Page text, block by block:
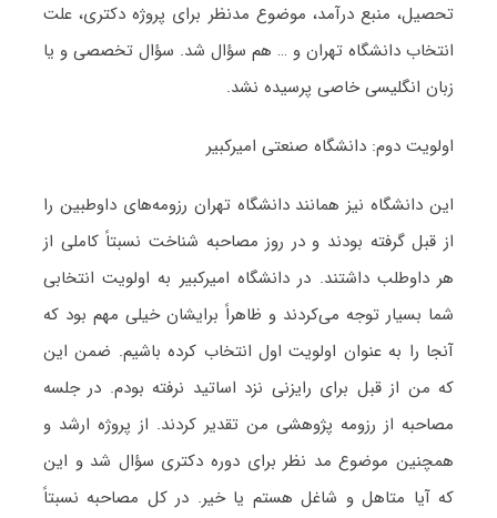
تحصیل، منبع درآمد، موضوع مدنظر برای پروژه دکتری، علت
انتخاب دانشگاه تهران و … هم سؤال شد. سؤال تخصصی و یا
زبان انگلیسی خاصی پرسیده نشد.
اولویت دوم: دانشگاه صنعتی امیرکبیر
این دانشگاه نیز همانند دانشگاه تهران رزومه‌های داوطبین را
از قبل گرفته بودند و در روز مصاحبه شناخت نسبتاً کاملی از
هر داوطلب داشتند. در دانشگاه امیرکبیر به اولویت انتخابی
شما بسیار توجه می‌کردند و ظاهراً برایشان خیلی مهم بود که
آنجا را به عنوان اولویت اول انتخاب کرده باشیم. ضمن این
که من از قبل برای رایزنی نزد اساتید نرفته بودم. در جلسه
مصاحبه از رزومه پژوهشی من تقدیر کردند. از پروژه ارشد و
همچنین موضوع مد نظر برای دوره دکتری سؤال شد و این
که آیا متاهل و شاغل هستم یا خیر. در کل مصاحبه نسبتاً